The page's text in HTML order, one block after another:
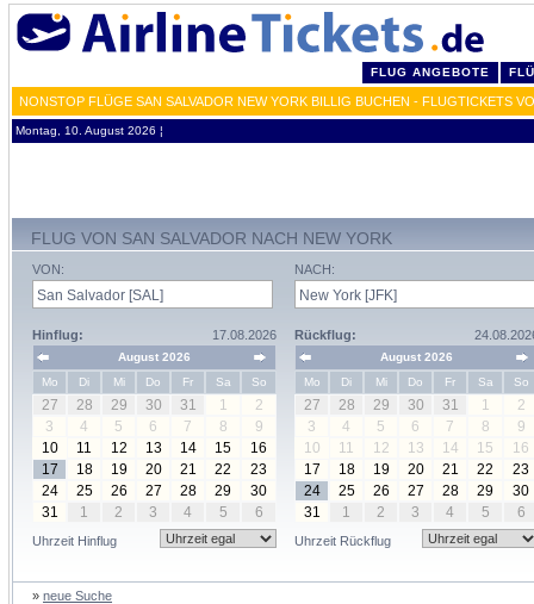
FLUG ANGEBOTE
NONSTOP FLÜGE SAN SALVADOR NEW YORK BILLIG BUCHEN - FLUGTICKETS
Montag, 10. August 2026 ¦
FLUG VON SAN SALVADOR NACH NEW YORK
VON:
Hinflug: 17.08.2026
August 2026
Mo
Di Mi Do Fr Sa So
27 28 29 30 31 1
2
3
4 5 6 7 8
9
10
11 12 13 14 15
16
17
18 19 20 21 22
23
24
25 26 27 28 29
30
31
1 2 3 4 5 6
Uhrzeit Hinflug
NACH:
Rückflug:
August 2026
Mo
Di Mi Do Fr Sa So
27 28 29 30 31 1
2
3
4 5 6 7 8
9
10
11 12 13 14 15
16
17
18 19 20 21 22
23
24
25 26 27 28 29
30
31
1 2 3 4 5 6
Uhrzeit Rückflug
» neue Suche